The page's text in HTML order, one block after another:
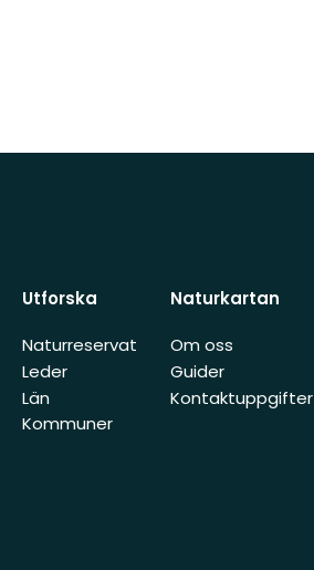
Utforska
Naturreservat
Leder
Län
Kommuner
Naturkartan
Om oss
Guider
Kontaktuppgifter